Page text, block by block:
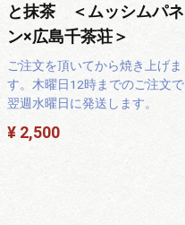
と抹茶 ＜ムッシムパネ
ン×広島千茶荘＞
ご注文を頂いてから焼き上げま
す。木曜日12時までのご注文で
翌週水曜日に発送します。
¥ 2,500